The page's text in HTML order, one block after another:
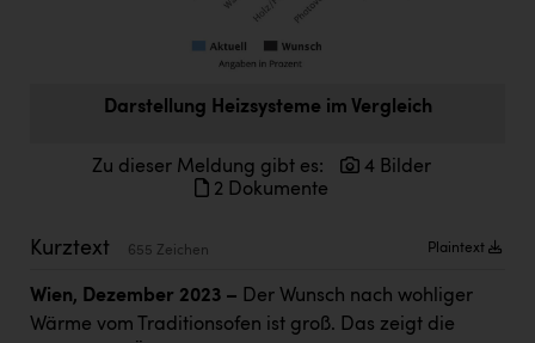
HIG Infomotion Group
IFE Austria GmbH
Immotech
Darstellung Heizsysteme im Vergleich
Zu dieser Meldung gibt es:
4 Bilder
2 Dokumente
Kurztext 655 Zeichen Plaintext
Wien, Dezember 2023 – Der Wunsch nach wohliger
Wärme vom Traditionsofen ist groß. Das zeigt die